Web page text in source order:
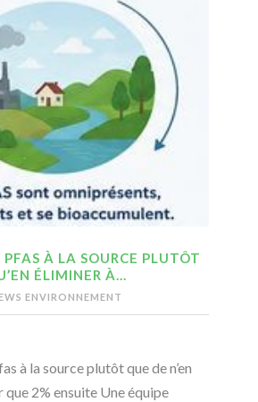
PFAS À LA SOURCE PLUTÔT
ÉLIMINER À…
ENVIRONNEMENT
à la source plutôt que de n’en
que 2% ensuite Une équipe